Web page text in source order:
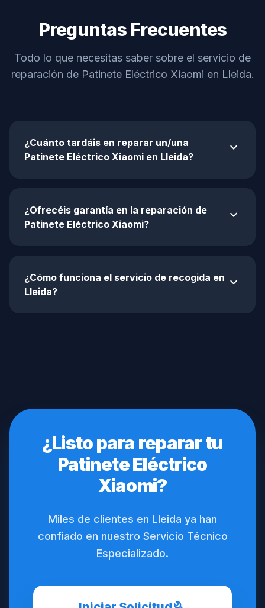
Preguntas Frecuentes
Todo lo que necesitas saber sobre el servicio de
reparación de Patinete Eléctrico Xiaomi en Lleida.
¿Cuánto tardáis en reparar un/una
Patinete Eléctrico Xiaomi en Lleida?
expand_more
¿Ofrecéis garantía en la reparación de
Patinete Eléctrico Xiaomi?
expand_more
¿Cómo funciona el servicio de recogida en
Lleida?
expand_more
¿Listo para reparar tu
Patinete Eléctrico
Xiaomi?
Miles de clientes en Lleida ya han
confiado en nuestro Servicio Técnico
Especializado.